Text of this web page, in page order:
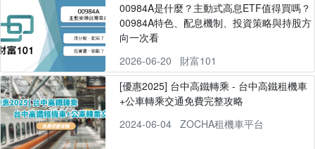
00984A是什麼？主動式高息ETF值得買嗎？
00984A特色、配息機制、投資策略與持股方
向一次看
2026-06-20
財富101
[優惠2025] 台中高鐵轉乘 - 台中高鐵租機車
+公車轉乘交通免費完整攻略
2024-06-04
ZOCHA租機車平台